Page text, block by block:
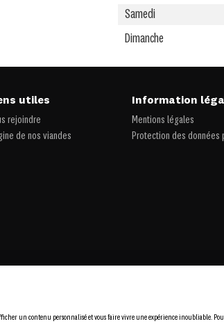
Samedi
Dimanche
utiles
rejoindre
de nos viandes
Information
Mentions légales
Protection des données
un contenu personnalisé et vous faire vivre une expérience inoubliable.